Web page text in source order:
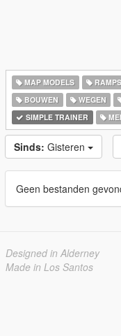
MAP MODELS RAMPS
BOUWEN
WEGEN
SIMPLE TRAINER
Sinds: Gisteren
Geen bestanden
Designed in Alderney
Made in Los Santos